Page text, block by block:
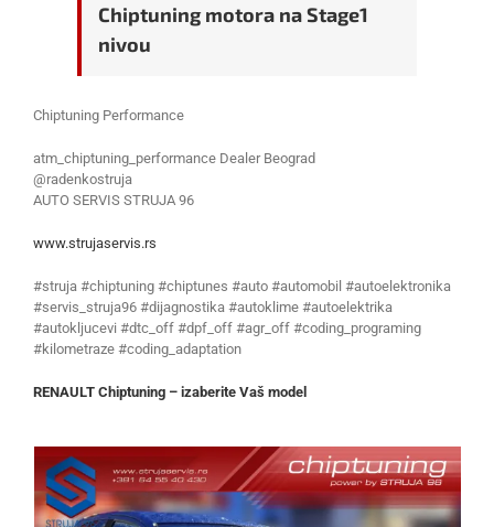
Chiptuning motora na Stage1
nivou
Chiptuning Performance
atm_chiptuning_performance Dealer Beograd
@radenkostruja
AUTO SERVIS STRUJA 96
www.strujaservis.rs
#struja #chiptuning #chiptunes #auto #automobil #autoelektronika
#servis_struja96 #dijagnostika #autoklime #autoelektrika
#autokljucevi #dtc_off #dpf_off #agr_off #coding_programing
#kilometraze #coding_adaptation
RENAULT Chiptuning – izaberite Vaš model